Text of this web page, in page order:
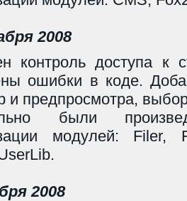
2008
контроль доступа к
ошибки в коде.
и предпросмотра,
были
модулей: Filer,
2008